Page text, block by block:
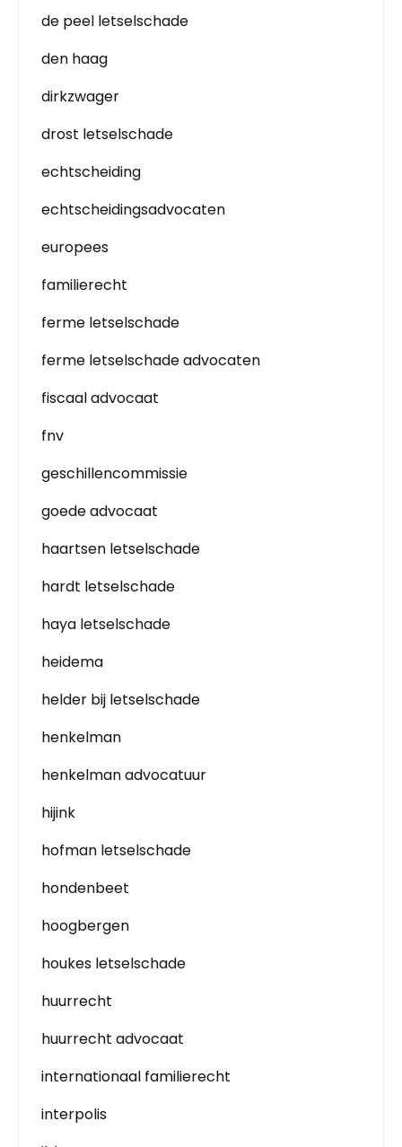
de peel letselschade
den haag
dirkzwager
drost letselschade
echtscheiding
echtscheidingsadvocaten
europees
familierecht
ferme letselschade
ferme letselschade advocaten
fiscaal advocaat
fnv
geschillencommissie
goede advocaat
haartsen letselschade
hardt letselschade
haya letselschade
heidema
helder bij letselschade
henkelman
henkelman advocatuur
hijink
hofman letselschade
hondenbeet
hoogbergen
houkes letselschade
huurrecht
huurrecht advocaat
internationaal familierecht
interpolis